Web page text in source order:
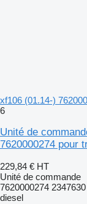
xf106 (01.14-)
6
Unité de
7620000274 pour
229,84 € HT
Unité de commande
7620000274
diesel